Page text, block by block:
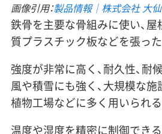
画像引用：製品情報｜株式会社 大仙
鉄骨を主要な骨組みに使い、
質プラスチック板などを張った
強度が非常に高く、耐久性、耐
風や積雪にも強く、大規模な施
植物工場などに多く用いられる
温度や湿度を精密に制御でき